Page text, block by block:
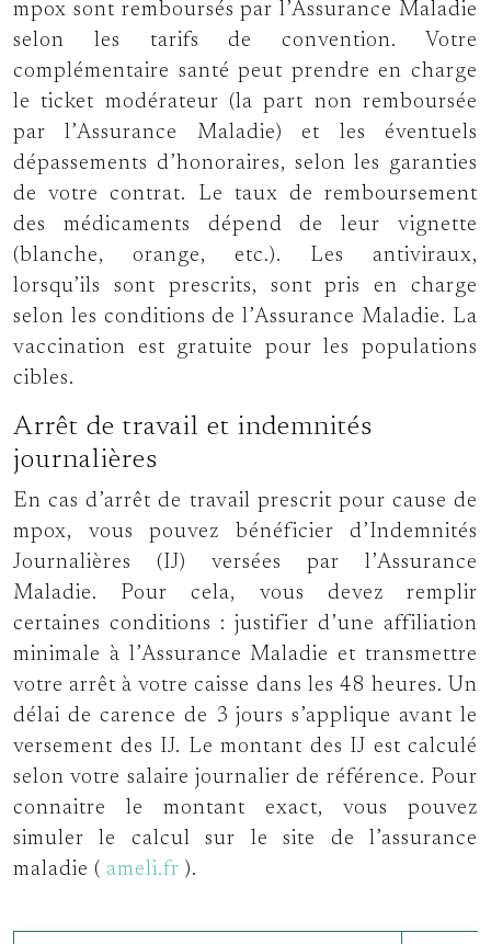
mpox sont remboursés par l’Assurance Maladie
selon les tarifs de convention. Votre
complémentaire santé peut prendre en charge
le ticket modérateur (la part non remboursée
par l’Assurance Maladie) et les éventuels
dépassements d’honoraires, selon les garanties
de votre contrat. Le taux de remboursement
des médicaments dépend de leur vignette
(blanche, orange, etc.). Les antiviraux,
lorsqu’ils sont prescrits, sont pris en charge
selon les conditions de l’Assurance Maladie. La
vaccination est gratuite pour les populations
cibles.
Arrêt de travail et indemnités
journalières
En cas d’arrêt de travail prescrit pour cause de
mpox, vous pouvez bénéficier d’Indemnités
Journalières (IJ) versées par l’Assurance
Maladie. Pour cela, vous devez remplir
certaines conditions : justifier d’une affiliation
minimale à l’Assurance Maladie et transmettre
votre arrêt à votre caisse dans les 48 heures. Un
délai de carence de 3 jours s’applique avant le
versement des IJ. Le montant des IJ est calculé
selon votre salaire journalier de référence. Pour
connaitre le montant exact, vous pouvez
simuler le calcul sur le site de l’assurance
maladie ( ameli.fr ).